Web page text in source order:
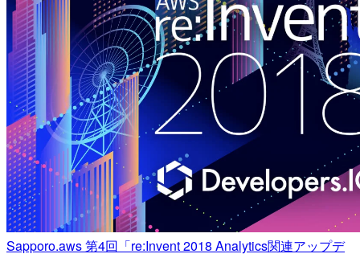
Sapporo.aws 第4回「re:Invent 2018 Analytics関連アップデ